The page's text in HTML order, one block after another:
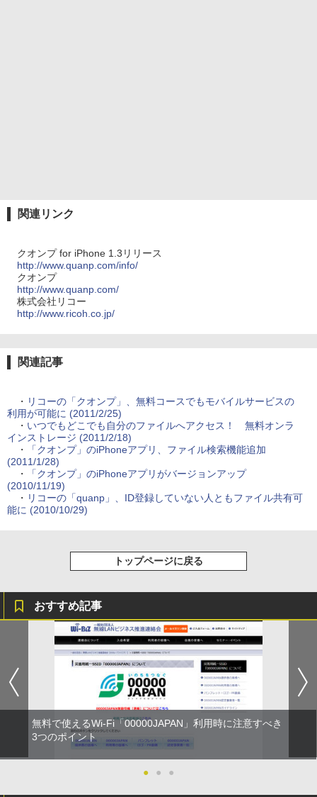
関連リンク
クオンプ for iPhone 1.3リリース
http://www.quanp.com/info/
クオンプ
http://www.quanp.com/
株式会社リコー
http://www.ricoh.co.jp/
関連記事
・ リコーの「クオンプ」、無料コースでもモバイルサービスの
利用が可能に (2011/2/25)
・ いつでもどこでも自分のファイルへアクセス！ 無料オンラ
インストレージ (2011/2/18)
・
「クオンプ」のiPhoneアプリ、ファイル検索機能追加
(2011/1/28)
・
「クオンプ」のiPhoneアプリがバージョンアップ
(2010/11/19)
・ リコーの「quanp」、ID登録していない人ともファイル共有可
能に (2010/10/29)
トップページに戻る
おすすめ記事
無料で使えるWi-Fi「00000JAPAN」利用時に注意すべき
3つのポイント
● ● ●